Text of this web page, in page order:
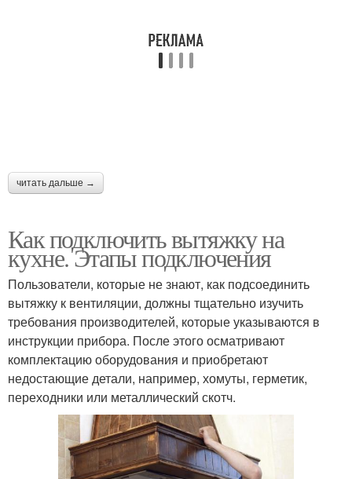
читать дальше →
Как подключить вытяжку на
кухне. Этапы подключения
Пользователи, которые не знают, как подсоединить
вытяжку к вентиляции, должны тщательно изучить
требования производителей, которые указываются в
инструкции прибора. После этого осматривают
комплектацию оборудования и приобретают
недостающие детали, например, хомуты, герметик,
переходники или металлический скотч.